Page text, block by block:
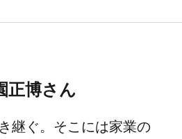
博さん
継ぐ。​そこには​家業の​